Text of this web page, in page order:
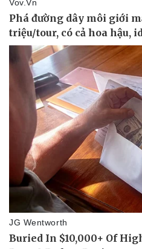
Thể thao
Bóng đá
Lịch thi đấu bóng đá
Thế giới thể thao
eSports
Hậu trường